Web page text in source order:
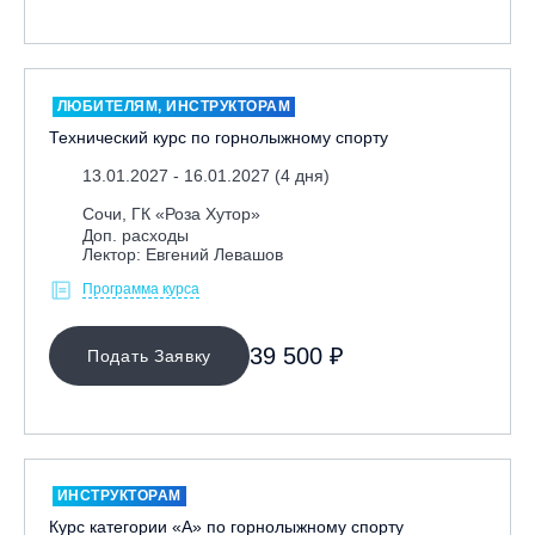
ОЧИСТИТЬ ФИЛЬТР
ЛЮБИТЕЛЯМ, ИНСТРУКТОРАМ
Технический курс по горнолыжному спорту
13.01.2027 - 16.01.2027 (4 дня)
Сочи, ГК «Роза Хутор»
Доп. расходы
Лектор: Евгений Левашов
Программа курса
Подать Заявку 39 500 ₽
ИНСТРУКТОРАМ
Курс категории «А» по горнолыжному спорту